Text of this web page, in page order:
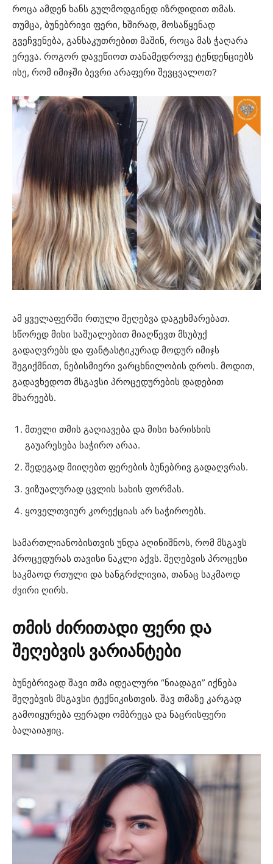
როცა ამდენ ხანს გულმოდგინედ იზრდიდით თმას.
თუმცა, ბუნებრივი ფერი, ხშირად, მოსაწყენად
გვეჩვენება, განსაკუთრებით მაშინ, როცა მას ჭაღარა
ერევა. როგორ დავეწიოთ თანამედროვე ტენდენციებს
ისე, რომ იმიჯში ბევრი არაფერი შევცვალოთ?
ამ ყველაფერში რთული შეღებვა დაგეხმარებათ.
სწორედ მისი საშუალებით მიაღწევთ მსუბუქ
გადაღვრებს და ფანტასტიკურად მოდურ იმიჯს
შეგიქმნით, ნებისმიერი ვარცხნილობის დროს. მოდით,
გადავხედოთ მსგავსი პროცედურების დადებით
მხარეებს.
მთელი თმის გაღიავება და მისი ხარისხის
გაუარესება საჭირო არაა.
შედეგად მიიღებთ ფერების ბუნებრივ გადაღვრას.
ვიზუალურად ცვლის სახის ფორმას.
ყოველთვიურ კორექციას არ საჭიროებს.
სამართლიანობისთვის უნდა აღინიშნოს, რომ მსგავს
პროცედურას თავისი ნაკლი აქვს. შეღებვის პროცესი
საკმაოდ რთული და ხანგრძლივია, თანაც საკმაოდ
ძვირი ღირს.
თმის ძირითადი ფერი და
შეღებვის ვარიანტები
ბუნებრივად შავი თმა იდეალური “ნიადაგი” იქნება
შეღებვის მსგავსი ტექნიკისთვის. შავ თმაზე კარგად
გამოიყურება ფერადი ომბრეცა და ნაცრისფერი
ბალაიაჟიც.